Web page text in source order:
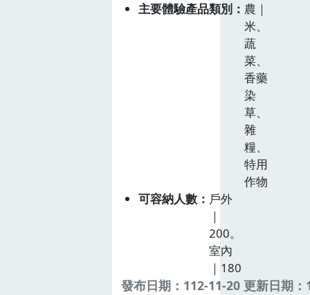
主要體驗產品類別
農｜
米、
蔬
菜、
香藥
染
草、
雜
糧、
特用
作物
可容納人數
戶外
｜
200。
室內
｜180
發布日期：112-11-20 更新日期